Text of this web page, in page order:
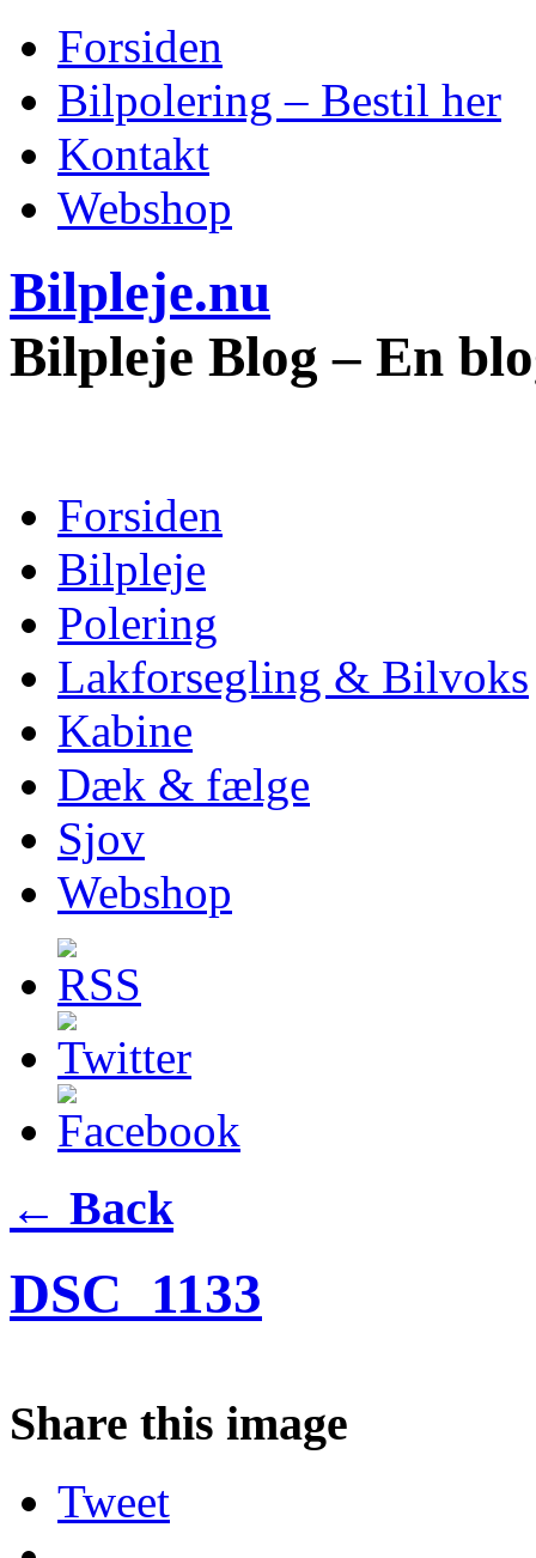
Forsiden
Bilpolering – Bestil her
Kontakt
Webshop
Bilpleje.nu
Bilpleje Blog – En
Forsiden
Bilpleje
Polering
Lakforsegling & Bilvoks
Kabine
Dæk & fælge
Sjov
Webshop
← Back
DSC_1133
Share this image
Tweet